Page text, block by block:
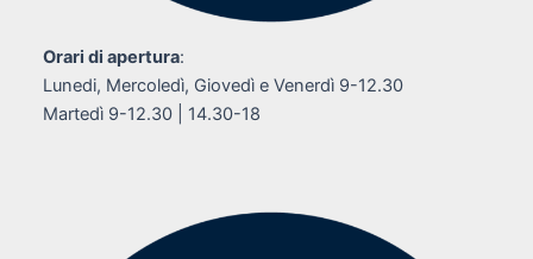
Orari di apertura:
Lunedi, Mercoledì, Giovedì e Venerdì 9-12.30
Martedì 9-12.30 | 14.30-18